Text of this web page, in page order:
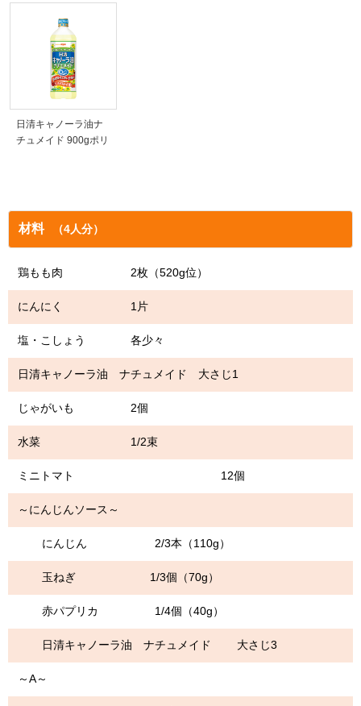
日清キャノーラ油ナ
チュメイド 900gポリ
材料 （4人分）
鶏もも肉 2枚（520g位）
にんにく 1片
塩・こしょう 各少々
日清キャノーラ油 ナチュメイド 大さじ1
じゃがいも 2個
水菜 1/2束
ミニトマト 12個
～にんじんソース～
にんじん 2/3本（110g）
玉ねぎ 1/3個（70g）
赤パプリカ 1/4個（40g）
日清キャノーラ油 ナチュメイド 大さじ3
～A～